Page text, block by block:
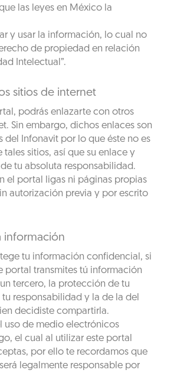
las leyes en México la
y usar la información, lo cual no
de propiedad en relación
Intelectual”.
sitios de internet
podrás enlazarte con otros
Sin embargo, dichos enlaces son
del Infonavit por lo que éste no es
tales sitios, así que su enlace y
tu absoluta responsabilidad.
el portal ligas ni páginas propias
autorización previa y por escrito
información
tu información confidencial, si
portal transmites tú información
tercero, la protección de tu
responsabilidad y la de la del
decidiste compartirla.
uso de medio electrónicos
el cual al utilizar este portal
por ello te recordamos que
legalmente responsable por